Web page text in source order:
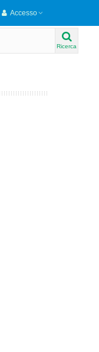
Accesso
Ricerca